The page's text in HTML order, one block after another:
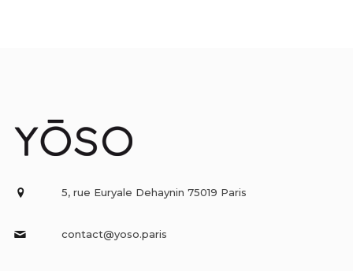
5, rue Euryale Dehaynin 75019 Paris
contact@yoso.paris